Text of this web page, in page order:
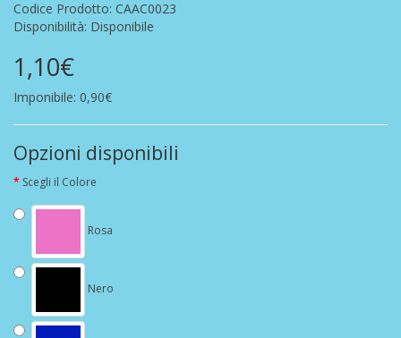
Codice Prodotto: CAAC0023
Disponibilità: Disponibile
1,10€
Imponibile: 0,90€
Opzioni disponibili
Scegli il Colore
Rosa
Nero